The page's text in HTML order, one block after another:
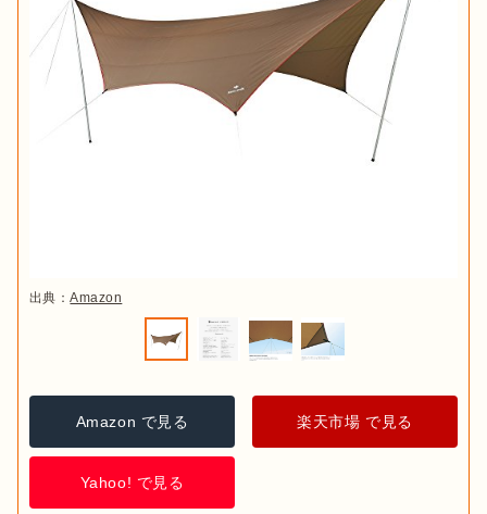
出典：Amazon
Amazon で見る 楽天市場 で見る
Yahoo! で見る